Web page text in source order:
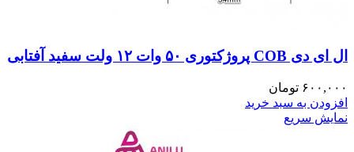
ال ای دی COB پروژکتوری ۵۰ وات ۱۲ ولت سفید آفتابی
۶۰۰,۰۰۰ تومان
افزودن به سبد خرید
نمایش سریع